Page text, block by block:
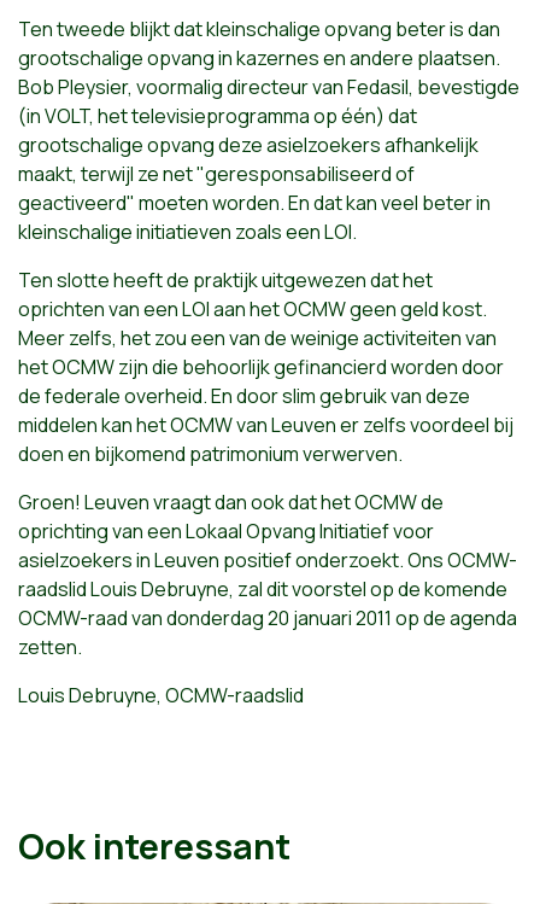
Ten tweede blijkt dat kleinschalige opvang beter is dan
grootschalige opvang in kazernes en andere plaatsen.
Bob Pleysier, voormalig directeur van Fedasil, bevestigde
(in VOLT, het televisieprogramma op één) dat
grootschalige opvang deze asielzoekers afhankelijk
maakt, terwijl ze net "geresponsabiliseerd of
geactiveerd" moeten worden. En dat kan veel beter in
kleinschalige initiatieven zoals een LOI.
Ten slotte heeft de praktijk uitgewezen dat het
oprichten van een LOI aan het OCMW geen geld kost.
Meer zelfs, het zou een van de weinige activiteiten van
het OCMW zijn die behoorlijk gefinancierd worden door
de federale overheid. En door slim gebruik van deze
middelen kan het OCMW van Leuven er zelfs voordeel bij
doen en bijkomend patrimonium verwerven.
Groen! Leuven vraagt dan ook dat het OCMW de
oprichting van een Lokaal Opvang Initiatief voor
asielzoekers in Leuven positief onderzoekt. Ons OCMW-
raadslid Louis Debruyne, zal dit voorstel op de komende
OCMW-raad van donderdag 20 januari 2011 op de agenda
zetten.
Louis Debruyne, OCMW-raadslid
Ook interessant